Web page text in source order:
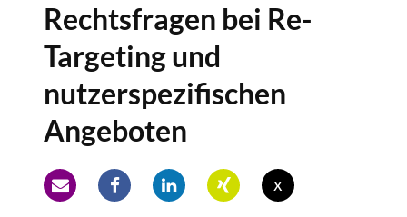
Rechtsfragen bei Re-
Targeting und
nutzerspezifischen
Angeboten
x